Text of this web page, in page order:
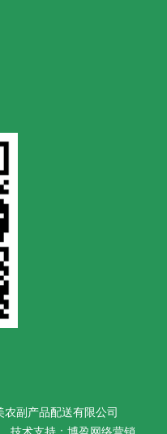
农副产品配送有限公司